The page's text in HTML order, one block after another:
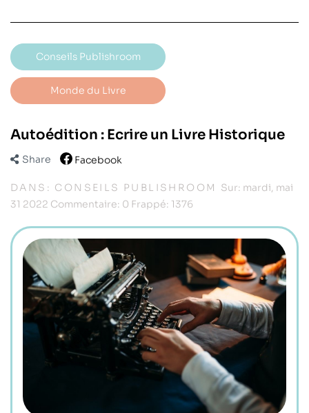
Conseils Publishroom
Monde du Livre
Autoédition : Ecrire un Livre Historique
Share Facebook
DANS: CONSEILS PUBLISHROOM Sur: mardi, mai
31 2022 Commentaire: 0 Frappé: 1376